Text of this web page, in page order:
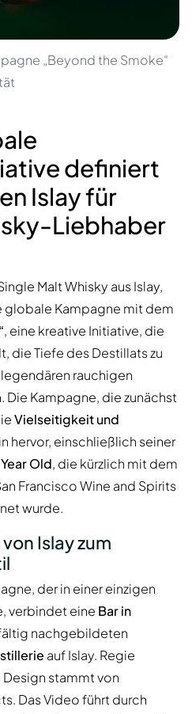
„Beyond the Smoke“
definiert
Islay für
Liebhaber
Malt Whisky aus Islay,
globale Kampagne mit dem
, eine kreative Initiative, die
die Tiefe des Destillats zu
rauchigen
Die Kampagne, die zunächst
Vielseitigkeit und
hervor, einschließlich seiner
Old, die kürzlich mit dem
Francisco Wine and Spirits
wurde.
Islay zum
der in einer einzigen
verbindet eine Bar in
nachgebildeten
auf Islay. Regie
Design stammt von
Das Video führt durch